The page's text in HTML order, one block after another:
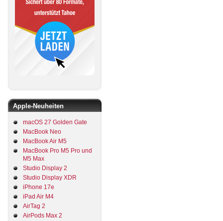
Apple-Neuheiten
macOS 27 Golden Gate
MacBook Neo
MacBook Air M5
MacBook Pro M5 Pro und
M5 Max
Studio Display 2
Studio Display XDR
iPhone 17e
iPad Air M4
AirTag 2
AirPods Max 2